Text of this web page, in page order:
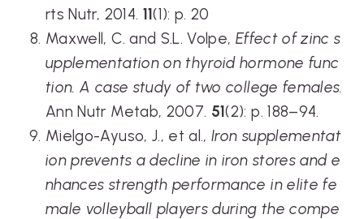
rts Nutr, 2014. 11(1): p. 20
Maxwell, C. and S.L. Volpe, Effect of zinc s
upplementation on thyroid hormone func
tion. A case study of two college females.
Ann Nutr Metab, 2007. 51(2): p. 188–94.
Mielgo-Ayuso, J., et al.,Iron supplementat
ion prevents a decline in iron stores and e
nhances strength performance in elite fe
male volleyball players during the compe